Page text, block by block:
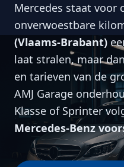
Mercedes staat voor
onverwoestbare
(Vlaams-Brabant)
laat stralen, maar
en tarieven van de
AMJ Garage
Klasse of Sprinter
Mercedes-Benz